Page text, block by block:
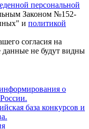
персональной
Законом №152-
и политикой
согласия на
не будут видны